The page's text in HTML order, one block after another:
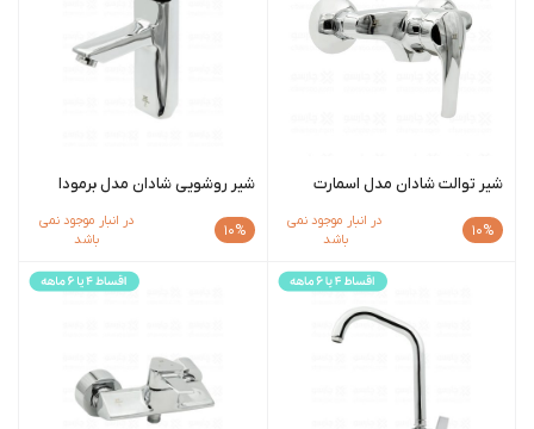
شیر توالت شادان مدل اسمارت
10%
در انبار موجود نمی
باشد
شیر روشویی شادان مدل برمودا
10%
در انبار موجود نمی
باشد